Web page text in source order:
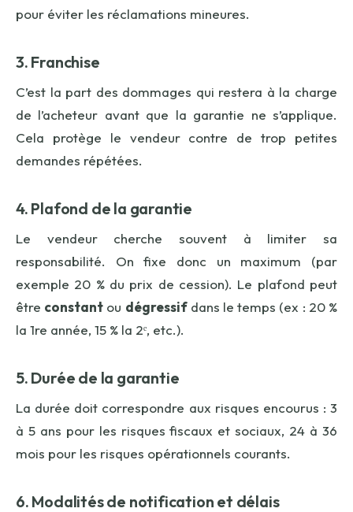
pour éviter les réclamations mineures.
3. Franchise
C’est la part des dommages qui restera à la charge
de l’acheteur avant que la garantie ne s’applique.
Cela protège le vendeur contre de trop petites
demandes répétées.
4. Plafond de la garantie
Le vendeur cherche souvent à limiter sa
responsabilité. On fixe donc un maximum (par
exemple 20 % du prix de cession). Le plafond peut
être constant ou dégressifdans le temps (ex : 20 %
la 1re année, 15 % la 2ᵉ, etc.).
5. Durée de la garantie
La durée doit correspondre aux risques encourus : 3
à 5 ans pour les risques fiscaux et sociaux, 24 à 36
mois pour les risques opérationnels courants.
6. Modalités de notification et délais